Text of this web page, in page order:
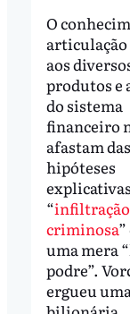
O
aos
produtos e
do sistema
financeiro
afastam das
hipóteses
“infiltração
criminosa”
uma mera
podre”.
ergueu